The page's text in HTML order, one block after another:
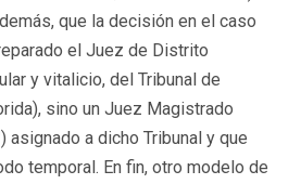
que la decisión en el caso
el Juez de Distrito
y vitalicio, del Tribunal de
sino un Juez Magistrado
) asignado a dicho Tribunal y que
temporal. En fin, otro modelo de